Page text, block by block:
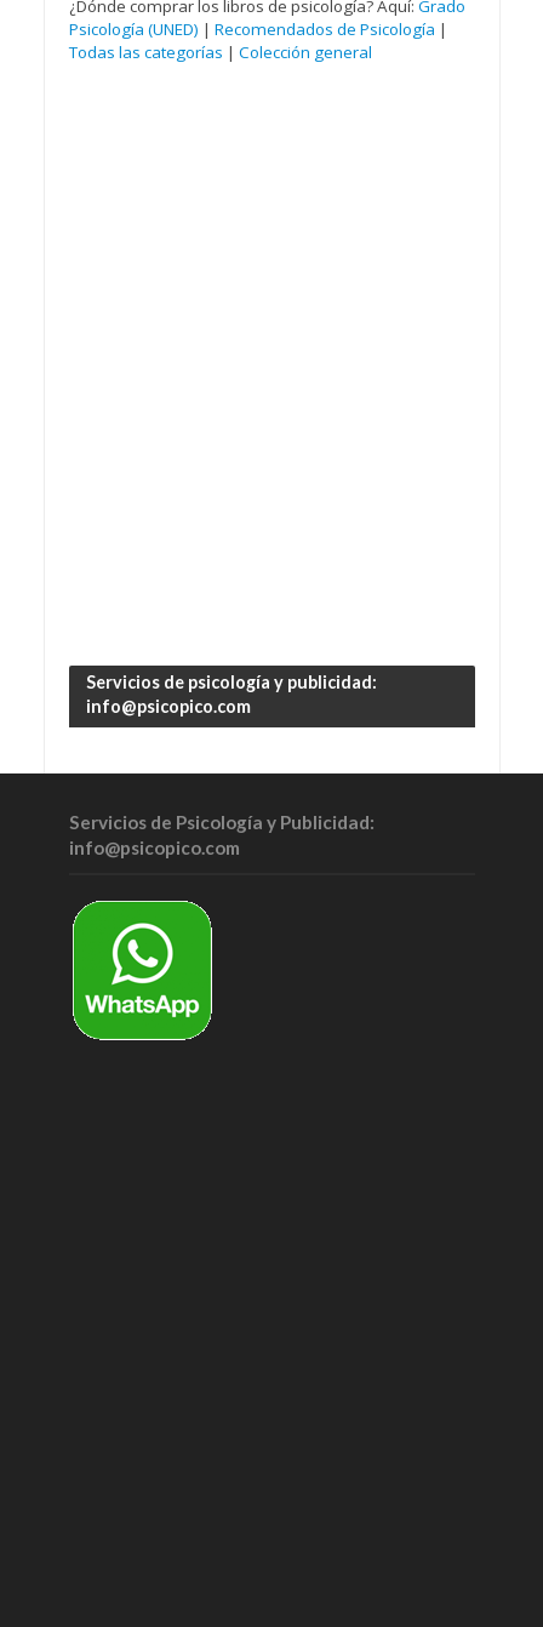
¿Dónde comprar los libros de psicología? Aquí: Grado
Psicología (UNED) | Recomendados de Psicología |
Todas las categorías | Colección general
Servicios de psicología y publicidad:
info@psicopico.com
Servicios de Psicología y Publicidad:
info@psicopico.com